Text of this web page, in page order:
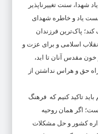
شهدا، سنت تغییرناپذیر
یاد و خاطره شهدای
پاک‌ترین فرزندان
اسلامی و برای عزت و
مقدس آنان تا ابد،
حق و هراس نداشتن از
باید تاکید کنیم که فرهنگ
اگر همان روحیه
کشور و حل مشکلات